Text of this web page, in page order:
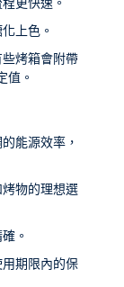
更快速。
上色。
烤箱會附帶
值。
能源效率，
物的理想選
。
期限內的保